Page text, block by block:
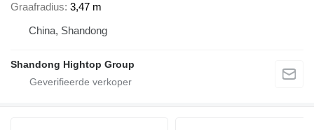
Graafradius 3,47 m
China, Shandong
Shandong Hightop Group